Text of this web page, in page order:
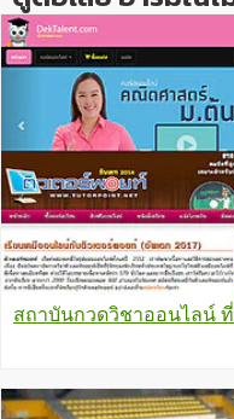
สถาบันกวดวิชาออนไลน์